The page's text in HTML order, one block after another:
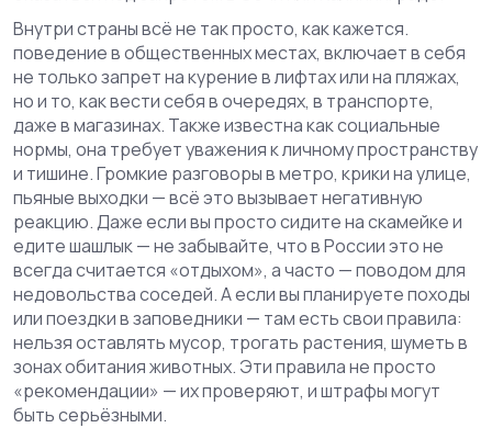
Внутри страны всё не так просто, как кажется.
поведение в общественных местах, включает в себя
не только запрет на курение в лифтах или на пляжах,
но и то, как вести себя в очередях, в транспорте,
даже в магазинах. Также известна каксоциальные
нормы, она требует уважения к личному пространству
и тишине. Громкие разговоры в метро, крики на улице,
пьяные выходки — всё это вызывает негативную
реакцию. Даже если вы просто сидите на скамейке и
едите шашлык — не забывайте, что в России это не
всегда считается «отдыхом», а часто — поводом для
недовольства соседей. А если вы планируете походы
или поездки в заповедники — там есть свои правила:
нельзя оставлять мусор, трогать растения, шуметь в
зонах обитания животных. Эти правила не просто
«рекомендации» — их проверяют, и штрафы могут
быть серьёзными.